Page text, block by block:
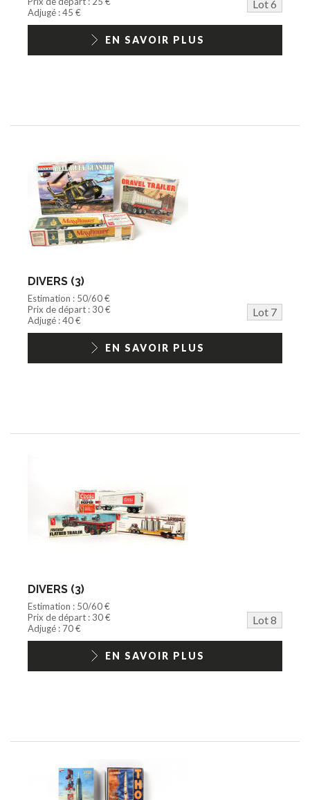
Lot 6
Adjugé : 45 €
EN SAVOIR PLUS
DIVERS (3)
Estimation : 50/60 €
Prix de départ : 30 €
Lot 7
Adjugé : 40 €
EN SAVOIR PLUS
DIVERS (3)
Estimation : 50/60 €
Prix de départ : 30 €
Lot 8
Adjugé : 70 €
EN SAVOIR PLUS